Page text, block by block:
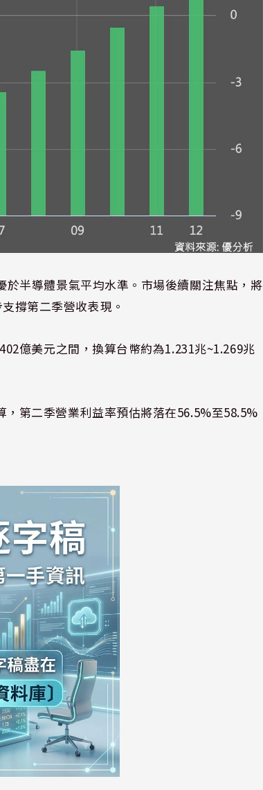
半導體景氣平均水準。市場後續關注焦點，將
撐第二季營收表現。
億美元之間，換算台幣約為1.231兆~1.269兆
第二季營業利益率預估將落在56.5%至58.5%